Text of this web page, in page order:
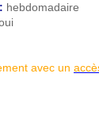
hebdomadaire
avec un